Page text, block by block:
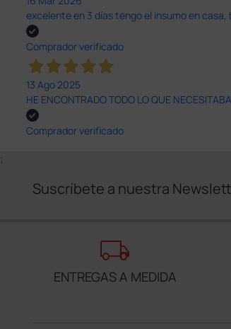
excelente en 3 días tengo el insumo en casa,
Comprador verificado
13 Ago 2025
HE ENCONTRADO TODO LO QUE
Comprador verificado
;
Suscríbete a nuestra
local_shipping
ENTREGAS A MEDIDA